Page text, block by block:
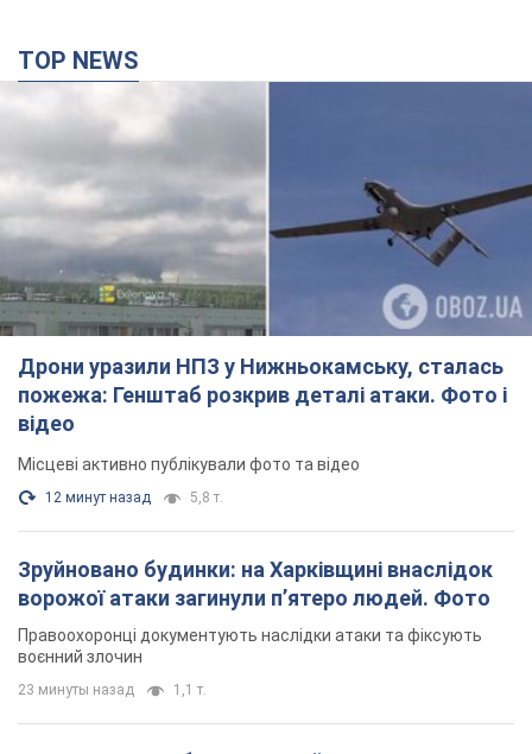
Дрони уразили НПЗ у Нижньокамську, сталась
відео
Місцеві активно публікували фото та відео
12 минут назад
Зруйновано будинки: на Харківщині внаслідок
ворожої атаки загинули п’ятеро людей. Фото
Правоохоронці документують наслідки атаки та фіксують
воєнний злочин
23 минуты назад 1,1 т.
СБУ затримала блогера, який коригував
російські удари на Донеччині. Фото
Також зловмисник агітував місцевих жителів підтримувати
російські збройні формування
час назад 915